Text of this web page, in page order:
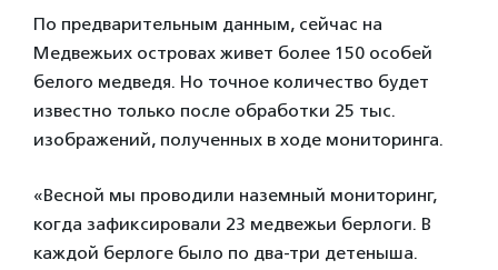
По предварительным данным, сейчас на
Медвежьих островах живет более 150 особей
белого медведя. Но точное количество будет
известно только после обработки 25 тыс.
изображений, полученных в ходе мониторинга.
«Весной мы проводили наземный мониторинг,
когда зафиксировали 23 медвежьи берлоги. В
каждой берлоге было по два-три детеныша.